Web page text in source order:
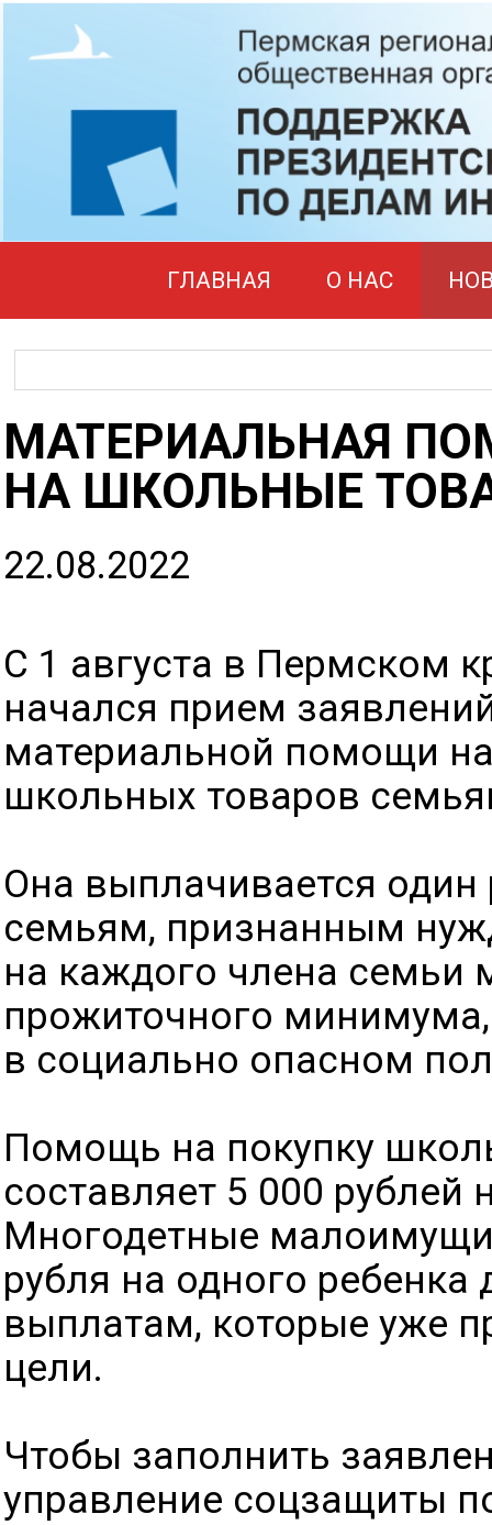
ГЛАВНАЯ О НАС
МАТЕРИАЛЬНАЯ
НА ШКОЛЬНЫЕ
22.08.2022
С 1 августа в Пермском
начался прием
материальной помощи
школьных товаров
Она выплачивается один
семьям, признанным
на каждого члена семьи
прожиточного
в социально опасном
Помощь на покупку
составляет 5 000 рублей
Многодетные
рубля на одного
выплатам, которые уже
цели.
Чтобы заполнить
управление соцзащиты